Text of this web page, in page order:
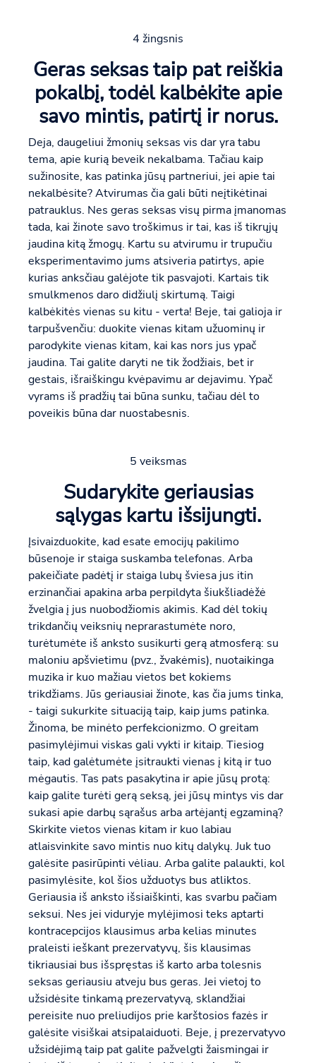
4 žingsnis
Geras seksas taip pat reiškia
pokalbį, todėl kalbėkite apie
savo mintis, patirtį ir norus.
Deja, daugeliui žmonių seksas vis dar yra tabu
tema, apie kurią beveik nekalbama. Tačiau kaip
sužinosite, kas patinka jūsų partneriui, jei apie tai
nekalbėsite? Atvirumas čia gali būti neįtikėtinai
patrauklus. Nes geras seksas visų pirma įmanomas
tada, kai žinote savo troškimus ir tai, kas iš tikrųjų
jaudina kitą žmogų. Kartu su atvirumu ir trupučiu
eksperimentavimo jums atsiveria patirtys, apie
kurias anksčiau galėjote tik pasvajoti. Kartais tik
smulkmenos daro didžiulį skirtumą. Taigi
kalbėkitės vienas su kitu - verta! Beje, tai galioja ir
tarpušvenčiu: duokite vienas kitam užuominų ir
parodykite vienas kitam, kai kas nors jus ypač
jaudina. Tai galite daryti ne tik žodžiais, bet ir
gestais, išraiškingu kvėpavimu ar dejavimu. Ypač
vyrams iš pradžių tai būna sunku, tačiau dėl to
poveikis būna dar nuostabesnis.
5 veiksmas
Sudarykite geriausias
sąlygas kartu išsijungti.
Įsivaizduokite, kad esate emocijų pakilimo
būsenoje ir staiga suskamba telefonas. Arba
pakeičiate padėtį ir staiga lubų šviesa jus itin
erzinančiai apakina arba perpildyta šiukšliadėžė
žvelgia į jus nuobodžiomis akimis. Kad dėl tokių
trikdančių veiksnių neprarastumėte noro,
turėtumėte iš anksto susikurti gerą atmosferą: su
maloniu apšvietimu (pvz., žvakėmis), nuotaikinga
muzika ir kuo mažiau vietos bet kokiems
trikdžiams. Jūs geriausiai žinote, kas čia jums tinka,
- taigi sukurkite situaciją taip, kaip jums patinka.
Žinoma, be minėto perfekcionizmo. O greitam
pasimylėjimui viskas gali vykti ir kitaip. Tiesiog
taip, kad galėtumėte įsitraukti vienas į kitą ir tuo
mėgautis. Tas pats pasakytina ir apie jūsų protą:
kaip galite turėti gerą seksą, jei jūsų mintys vis dar
sukasi apie darbų sąrašus arba artėjantį egzaminą?
Skirkite vietos vienas kitam ir kuo labiau
atlaisvinkite savo mintis nuo kitų dalykų. Juk tuo
galėsite pasirūpinti vėliau. Arba galite palaukti, kol
pasimylėsite, kol šios užduotys bus atliktos.
Geriausia iš anksto išsiaiškinti, kas svarbu pačiam
seksui. Nes jei viduryje mylėjimosi teks aptarti
kontracepcijos klausimus arba kelias minutes
praleisti ieškant prezervatyvų, šis klausimas
tikriausiai bus išspręstas iš karto arba tolesnis
seksas geriausiu atveju bus geras. Jei vietoj to
užsidėsite tinkamą prezervatyvą, sklandžiai
pereisite nuo preliudijos prie karštosios fazės ir
galėsite visiškai atsipalaiduoti. Beje, į prezervatyvo
užsidėjimą taip pat galite pažvelgti žaismingai ir